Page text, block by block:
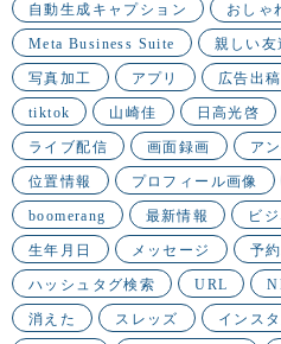
自動生成キャプション おしゃ
Meta Business Suite 親しい友
写真加工 アプリ 広告出稿
tiktok 山崎佳 日高光啓
ライブ配信 画面録画 ア
位置情報 プロフィール画像
boomerang 最新情報 ビ
生年月日 メッセージ 予
ハッシュタグ検索 URL
消えた スレッズ インス